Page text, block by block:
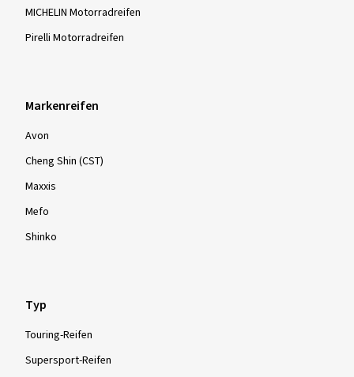
MICHELIN Motorradreifen
Pirelli Motorradreifen
Markenreifen
Avon
Cheng Shin (CST)
Maxxis
Mefo
Shinko
Typ
Touring-Reifen
Supersport-Reifen